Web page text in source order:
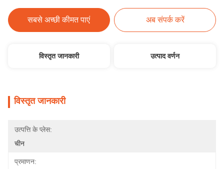
सबसे अच्छी कीमत पाएं अब संपर्क करें
विस्तृत जानकारी उत्पाद वर्णन
विस्तृत जानकारी
उत्पत्ति के प्लेस:
चीन
प्रमाणन: